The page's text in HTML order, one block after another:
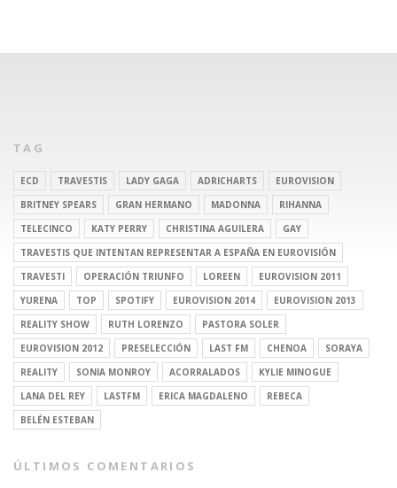
TAG
ECD TRAVESTIS LADY GAGA ADRICHARTS
EUROVISION
BRITNEY SPEARS
GRAN HERMANO MADONNA
RIHANNA
TELECINCO
KATY PERRY CHRISTINA AGUILERA
GAY
TRAVESTIS QUE INTENTAN REPRESENTAR A ESPAÑA EN EUROVISIÓN
TRAVESTI
OPERACIÓN TRIUNFO LOREEN
EUROVISION 2011
YURENA
TOP SPOTIFY EUROVISION 2014
EUROVISION 2013
REALITY SHOW
RUTH LORENZO
PASTORA SOLER
EUROVISION 2012
PRESELECCIÓN LAST FM CHENOA
SORAYA
REALITY
SONIA MONROY ACORRALADOS
KYLIE MINOGUE
LANA DEL REY
LASTFM ERICA MAGDALENO
REBECA
BELÉN ESTEBAN
ÚLTIMOS COMENTARIOS